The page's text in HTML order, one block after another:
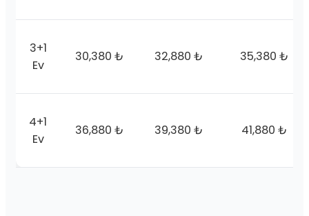
3+1
Ev
30,380 ₺ 32,880 ₺ 35,380 ₺
4+1
Ev
36,880 ₺ 39,380 ₺ 41,880 ₺